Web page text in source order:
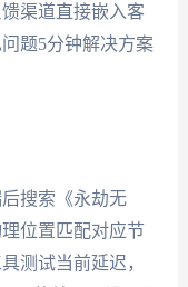
渠道直接嵌入客
题5分钟解决方案
搜索《永劫无
位置匹配对应节
测试当前延迟，